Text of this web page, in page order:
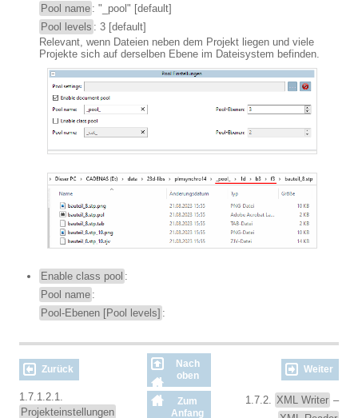
Pool name : "_pool" [default]
Pool levels : 3 [default]
Relevant, wenn Dateien neben dem Projekt liegen und viele
Projekte sich auf derselben Ebene im Dateisystem befinden.
Enable class pool :
Pool name :
Pool-Ebenen [Pool levels] :
Zurück
Nach
oben
Weiter
1.7.1.2.1.
Projekteinstellungen
Zum
Anfang
1.7.2. XML Writer –